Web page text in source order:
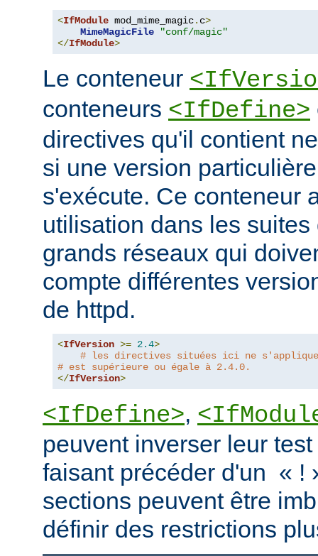
<IfModule mod_mime_magic. c>
MimeMagicFile
"conf/magic"
</IfModule>
Le conteneur
conteneurs <IfDefine>
directives qu'il contient
si une version
s'exécute. Ce conteneur
utilisation dans les
grands réseaux qui
compte différentes
de httpd.
<IfVersion >= 2.4>
# les directives situées ici ne
# est supérieure ou égale à 2.4.0.
</IfVersion>
<IfDefine>,
peuvent inverser leur
faisant précéder d'un « !
sections peuvent être
définir des restrictions